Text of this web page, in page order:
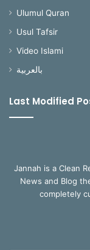
Ulumul Quran
Usul Tafsir
Video Islami
بالعربية
Last Modified
Jannah is a Clean
News and Blog
completely